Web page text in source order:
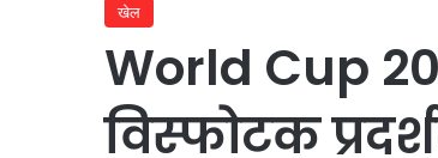
खेल
World Cup
विस्फोटक